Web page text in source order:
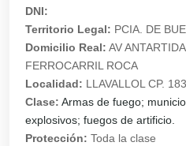
DNI:
Territorio Legal: PCIA. DE
Domicilio Real: AV
FERROCARRIL ROCA
Localidad: LLAVALLOL CP.
Clase: Armas de fuego;
explosivos; fuegos de artificio.
Protección: Toda la clase